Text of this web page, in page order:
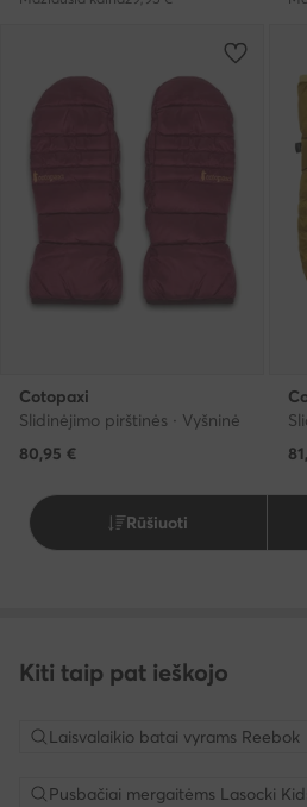
Cotopaxi
Slidinėjimo pirštinės · Vyšninė
80,95 €
Rūšiuoti
Kiti taip pat ieškojo
Laisvalaikio batai vyrams Reebok
Pusbačiai mergaitėms Lasocki